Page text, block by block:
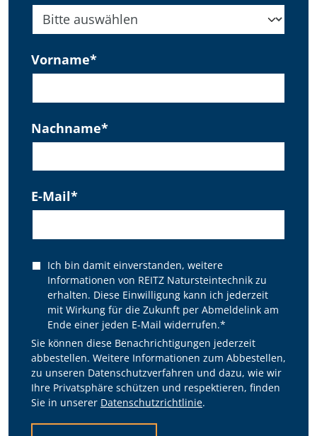
Vorname*
Nachname*
E-Mail*
Ich bin damit einverstanden, weitere
Informationen von REITZ Natursteintechnik zu
erhalten. Diese Einwilligung kann ich jederzeit
mit Wirkung für die Zukunft per Abmeldelink am
Ende einer jeden E-Mail widerrufen.*
Sie können diese Benachrichtigungen jederzeit
abbestellen. Weitere Informationen zum Abbestellen,
zu unseren Datenschutzverfahren und dazu, wie wir
Ihre Privatsphäre schützen und respektieren, finden
Sie in unserer Datenschutzrichtlinie.